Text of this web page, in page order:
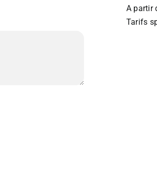
A partir
Tarifs